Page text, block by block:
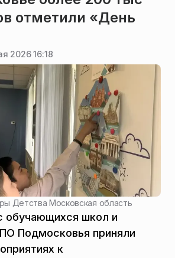
отметили «День
2026 16:18
Детства Московская область
обучающихся школ и
Подмосковья приняли
к